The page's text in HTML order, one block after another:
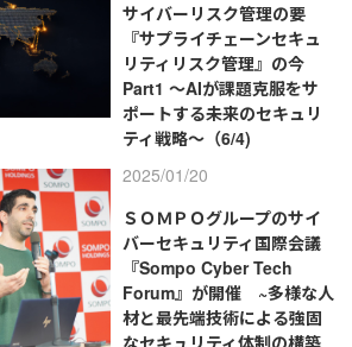
サイバーリスク管理の要
『サプライチェーンセキュ
リティリスク管理』の今
Part1 ～AIが課題克服をサ
ポートする未来のセキュリ
ティ戦略～（6/4)
2025/01/20
ＳＯＭＰＯグループのサイ
バーセキュリティ国際会議
『Sompo Cyber Tech
Forum』が開催 ~多様な人
材と最先端技術による強固